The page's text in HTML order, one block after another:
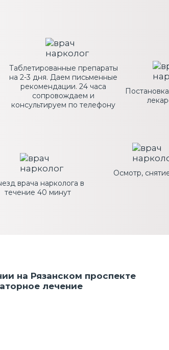
врача нарколога в
течение 40 минут
Осмотр,
Таблетированные препараты
на 2-3 дня. Даем письменные
рекомендации. 24 часа
сопровождаем и
консультируем по телефону
на Рязанском проспекте
лечение